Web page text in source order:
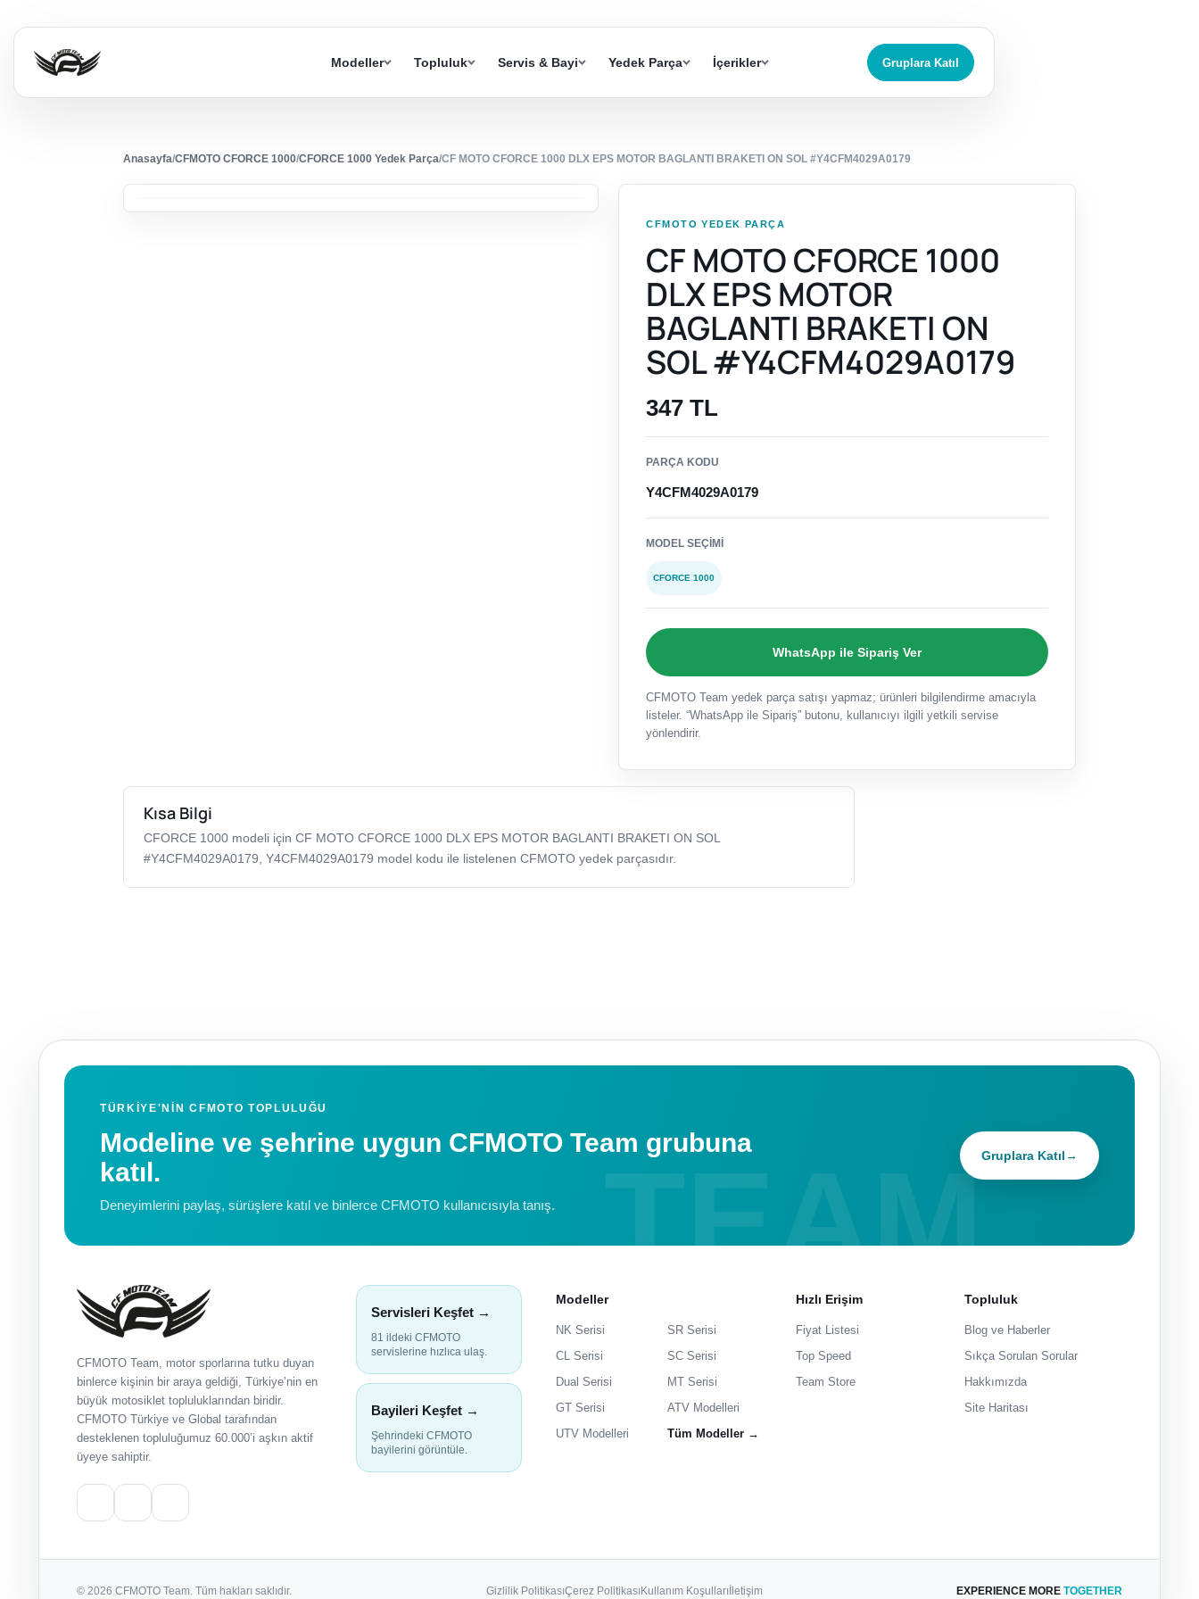
Modeller Topluluk Servis & Bayi Yedek Parça İçerikler Gruplara Katıl
Anasayfa/CFMOTO CFORCE 1000/CFORCE 1000 Yedek Parça/CF MOTO CFORCE 1000 DLX EPS MOTOR BAGLANTI BRAKETI ON SOL #Y4CFM4029A0179
CFMOTO YEDEK PARÇA
CF MOTO CFORCE 1000
DLX EPS MOTOR
BAGLANTI BRAKETI ON
SOL #Y4CFM4029A0179
347 TL
PARÇA KODU
Y4CFM4029A0179
MODEL SEÇIMI
CFORCE 1000
WhatsApp ile Sipariş Ver
CFMOTO Team yedek parça satışı yapmaz; ürünleri bilgilendirme amacıyla
listeler. “WhatsApp ile Sipariş” butonu, kullanıcıyı ilgili yetkili servise
yönlendirir.
Kısa Bilgi
CFORCE 1000 modeli için CF MOTO CFORCE 1000 DLX EPS MOTOR BAGLANTI BRAKETI ON SOL
#Y4CFM4029A0179, Y4CFM4029A0179 model kodu ile listelenen CFMOTO yedek parçasıdır.
TÜRKIYE'NIN CFMOTO TOPLULUĞU
Modeline ve şehrine uygun CFMOTO Team grubuna
katıl.
Deneyimlerini paylaş, sürüşlere katıl ve binlerce CFMOTO kullanıcısıyla tanış.
Gruplara Katıl→
CFMOTO Team, motor sporlarına tutku duyan
binlerce kişinin bir araya geldiği, Türkiye’nin en
büyük motosiklet topluluklarından biridir.
CFMOTO Türkiye ve Global tarafından
desteklenen topluluğumuz 60.000’i aşkın aktif
üyeye sahiptir.
Servisleri Keşfet →
81 ildeki CFMOTO
servislerine hızlıca ulaş.
Bayileri Keşfet →
Şehrindeki CFMOTO
bayilerini görüntüle.
Modeller
NK Serisi
SR Serisi
CL Serisi
SC Serisi
Dual Serisi
MT Serisi
GT Serisi
ATV Modelleri
UTV Modelleri
Tüm Modeller →
Hızlı Erişim
Fiyat Listesi
Top Speed
Team Store
Topluluk
Blog ve Haberler
Sıkça Sorulan Sorular
Hakkımızda
Site Haritası
© 2026 CFMOTO Team. Tüm hakları saklıdır. Gizlilik PolitikasıÇerez PolitikasıKullanım Koşullarıİletişim EXPERIENCE MORE TOGETHER